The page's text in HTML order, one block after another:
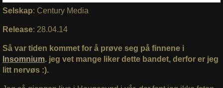
Selskap: Century Media
Release: 28.04.14
Så var tiden kommet for å prøve seg på finnene i
Insomnium. jeg vet mange liker dette bandet, derfor er jeg
litt nervøs :).